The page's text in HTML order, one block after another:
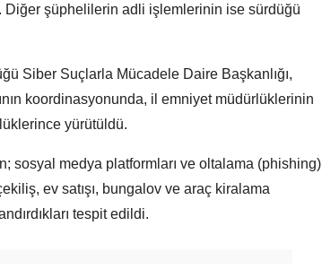
Diğer şüphelilerin adli işlemlerinin ise sürdüğü
Siber Suçlarla Mücadele Daire Başkanlığı,
koordinasyonunda, il emniyet müdürlüklerinin
yürütüldü.
sosyal medya platformları ve oltalama (phishing)
ev satışı, bungalov ve araç kiralama
tespit edildi.